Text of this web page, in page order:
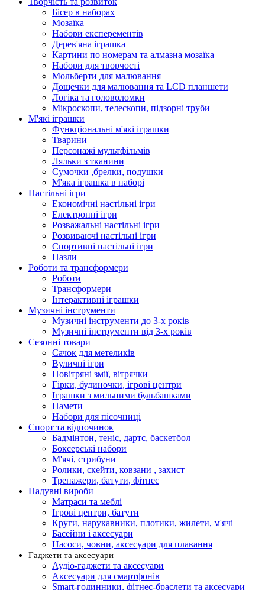
Бісер в наборах
Мозаїка
Набори експерементів
Дерев'яна іграшка
Картини по номерам та алмазна мозаїка
Набори для творчості
Мольберти для малювання
Дощечки для малювання та LCD планшети
Логіка та головоломки
Мікроскопи, телескопи, підзорні труби
М'які іграшки
Функціональні м'які іграшки
Тварини
Персонажі мультфільмів
Ляльки з тканини
Сумочки ,брелки, подушки
М'яка іграшка в наборі
Настільні ігри
Економічні настільні ігри
Електронні ігри
Розважальні настільні ігри
Розвиваючі настільні ігри
Спортивні настільні ігри
Пазли
Роботи та трансформери
Роботи
Трансформери
Інтерактивні іграшки
Музичні інструменти
Музичні інструменти до 3-х років
Музичні інструменти від 3-х років
Сезонні товари
Сачок для метеликів
Вуличні ігри
Повітряні змії, вітрячки
Гірки, будиночки, ігрові центри
Іграшки з мильними бульбашками
Намети
Набори для пісочниці
Спорт та відпочинок
Бадмінтон, теніс, дартс, баскетбол
Боксерські набори
М'ячі, стрибуни
Ролики, скейти, ковзани , захист
Тренажери, батути, фітнес
Надувні вироби
Матраси та меблі
Ігрові центри, батути
Круги, нарукавники, плотики, жилети, м'ячі
Басейни і аксесуари
Насоси, човни, аксесуари для плавання
Гаджети та аксесуари
Аудіо-гаджети та аксесуари
Аксесуари для смартфонів
Smart-годинники, фітнес-браслети та аксесуари